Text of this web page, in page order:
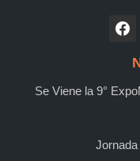
Se Viene la 9°